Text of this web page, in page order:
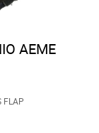
AEME
FLAP